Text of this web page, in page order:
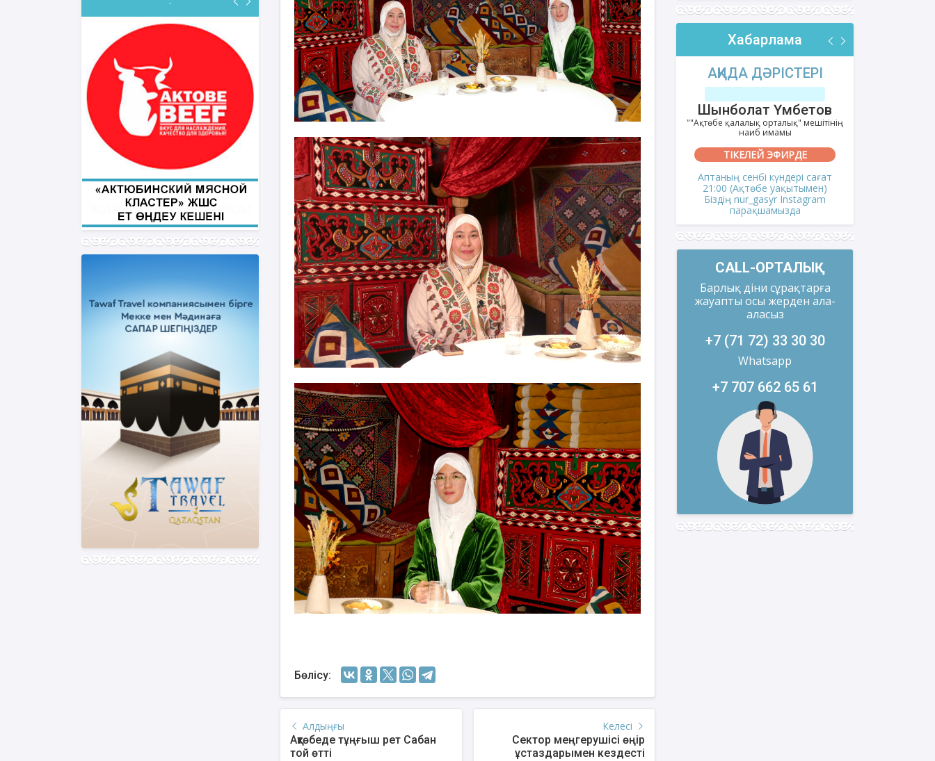
Бөлісу:
Алдыңғы
Ақтөбеде тұңғыш рет Сабан
той өтті
Келесі
Сектор меңгерушісі өңір
ұстаздарымен кездесті
Хабарлама
ФИҚҺ ДӘРІСТЕРІ
Нұрбол Смағұлов
""Нұр Ғасыр" облыстық мешітінің
наиб имамы
ТІКЕЛЕЙ ЭФИРДЕ
Аптаның сәрсенбі күндері сағат
21:00 (Ақтөбе уақытымен)
Біздің nur_gasyr Instagram
парақшамызда
АҚИДА ДӘРІСТЕРІ
Шынболат Үмбетов
""Ақтөбе қалалық орталық" мешітінің
ТІКЕЛЕЙ ЭФИРДЕ
Аптаның сенбі күндері сағат
21:00 (Ақтөбе уақытымен)
Біздің nur_gasyr Instagram
парақшамызда
ФИҚҺ ДӘРІСТЕРІ
Нұрбол Смағұлов
""Нұр Ғасыр" облыстық мешітінің
ТІКЕЛЕЙ ЭФИРДЕ
Аптаның сәрсенбі күндері сағат
21:00 (Ақтөбе уақытымен)
Біздің nur_gasyr Instagram
парақшамызда
АҚИДА ДӘРІСТЕРІ
Шынболат Үмбетов
""Ақтөбе қалалық орталық" мешітінің
наиб имамы
ТІКЕЛЕЙ ЭФИРДЕ
Аптаның сенбі күндері сағат
21:00 (Ақтөбе уақытымен)
Біздің nur_gasyr Instagram
парақшамызда
CALL-ОРТАЛЫҚ
Барлық діни сұрақтарға
жауапты осы жерден ала-
аласыз
+7 (71 72) 33 30 30
Whatsapp
+7 707 662 65 61